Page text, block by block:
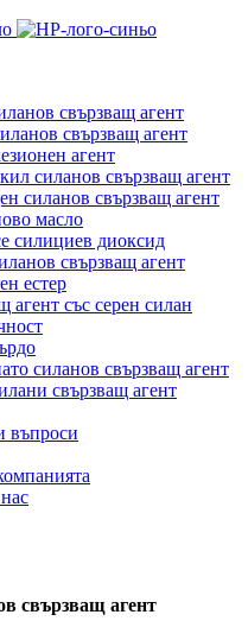
свързващ агент
свързващ агент
агент
силанов свързващ агент
силанов свързващ агент
масло
силициев диоксид
свързващ агент
естер
агент със серен силан
силанов свързващ агент
свързващ агент
въпроси
свързващ агент